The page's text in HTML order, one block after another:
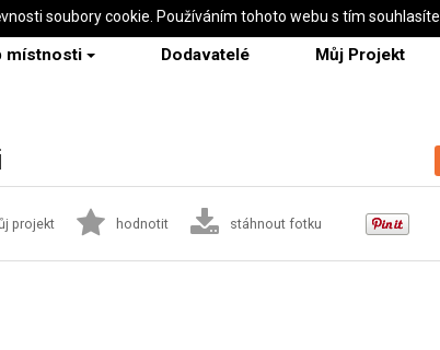
místnosti Dodavatelé Můj Projekt
projekt hodnotit stáhnout fotku
soubory cookie. Používáním tohoto webu s tím souhlasíte.